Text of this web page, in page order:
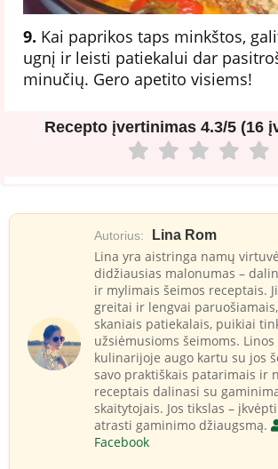
9. Kai paprikos taps minkštos,
ugnį ir leisti patiekalui dar
minučių. Gero apetito visiems!
Recepto įvertinimas 4.3/5 (16
Autorius: Lina Rom
Lina yra aistringa namų
didžiausias malonumas –
ir mylimais šeimos receptais.
greitai ir lengvai
skaniais patiekalais, puikiai
užsiėmusioms šeimoms.
kulinarijoje augo kartu su jos
savo praktiškais patarimais ir
receptais dalinasi su
skaitytojais. Jos tikslas –
atrasti gaminimo džiaugsmą.
Facebook